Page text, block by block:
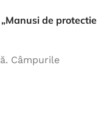
de protectie
Câmpurile